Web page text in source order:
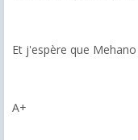
Et j'espère que
A+